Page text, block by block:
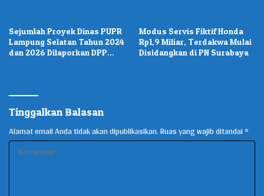
Sejumlah Proyek Dinas PUPR
Lampung Selatan Tahun 2024
dan 2026 Dilaporkan DPP
Modus Servis Fiktif Honda
Rp1,9 Miliar, Terdakwa Mulai
Disidangkan di PN Surabaya
Tinggalkan Balasan
Alamat email Anda tidak akan dipublikasikan.Ruas yang wajib ditandai*